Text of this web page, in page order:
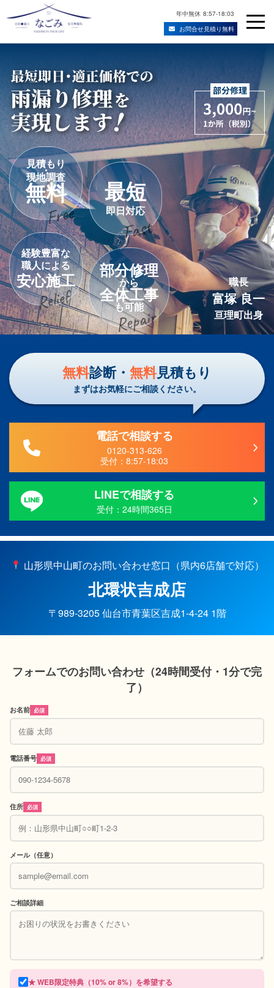
Skip
content
年中無休 8:57-18:03
お問合せ見積り無料
見積もり
・
現地調査
無料 最短
即日対応
経験豊富な
職人による
安心施工
部分修理
から
全体工事
も可能
職長
富塚 良一
亘理町出身
無料診断・ 無料見積もり
まずはお気軽にご相談ください。
電話で相談する
0120-313-626
受付：8:57-18:03
LINEで相談する
受付：24時間365日
山形県中山町のお問い合わせ窓口（県内6店舗で対応）
北環状吉成店
〒989-3205 仙台市青葉区吉成1-4-24 1階
フォームでのお問い合わせ（24時間受付・1分で完
了）
お名前 必須
電話番号 必須
住所 必須
メール（任意）
ご相談詳細
★ WEB限定特典（10% or 8%）を希望する